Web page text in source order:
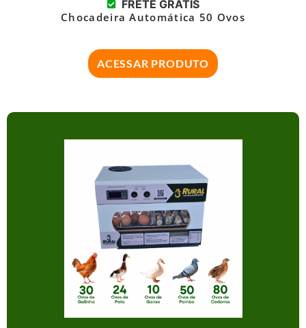
FRETE GRÁTIS
Chocadeira Automática 50 Ovos
ACESSAR PRODUTO